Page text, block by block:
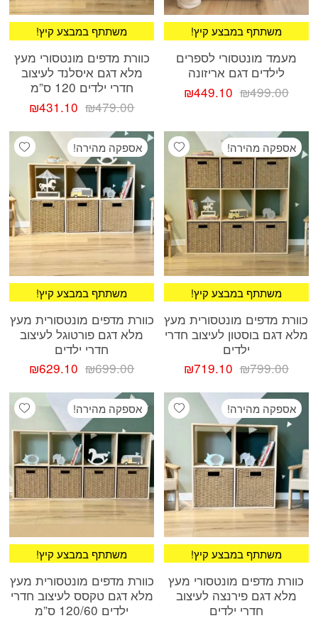
!משתתף במבצע קיץ
מעמד מונטסורי לספרים
לילדים דגם אריזונה
₪499.00
המחיר
₪499.00.
₪449.10
₪449.10.
!משתתף במבצע קיץ
כוורת מדפים מונטסורי מעץ
מלא דגם איסלנד לעיצוב
חדרי ילדים 120 ס”מ
₪479.00
המחיר
היה:
₪479.00.
₪431.10
הוא:
Add wishlist אספקה מהירה!
!משתתף במבצע קיץ
כוורת מדפים מונטסורית מעץ
מלא דגם בוסטון לעיצוב חדרי
ילדים
₪799.00
המחיר
היה:
₪799.00.
₪719.10
הוא:
₪719.10.
אספקה מהירה!
!משתתף במבצע קיץ
כוורת מדפים מונטסורית מעץ
מלא דגם פורטוגל לעיצוב
חדרי ילדים
₪699.00
המחיר
היה:
₪699.00.
₪629.10
הוא:
Add wishlist אספקה מהירה!
!משתתף במבצע קיץ
כוורת מדפים מונטסורי מעץ
מלא דגם פירנצה לעיצוב
חדרי ילדים
אספקה מהירה!
!משתתף במבצע קיץ
כוורת מדפים מונטסורית מעץ
מלא דגם טקסס לעיצוב חדרי
ילדים 120/60 ס”מ